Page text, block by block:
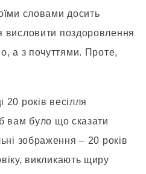
словами досить
висловити поздоровлення
а з почуттями. Проте,
20 років весілля
вам було що сказати
зображення – 20 років
викликають щиру